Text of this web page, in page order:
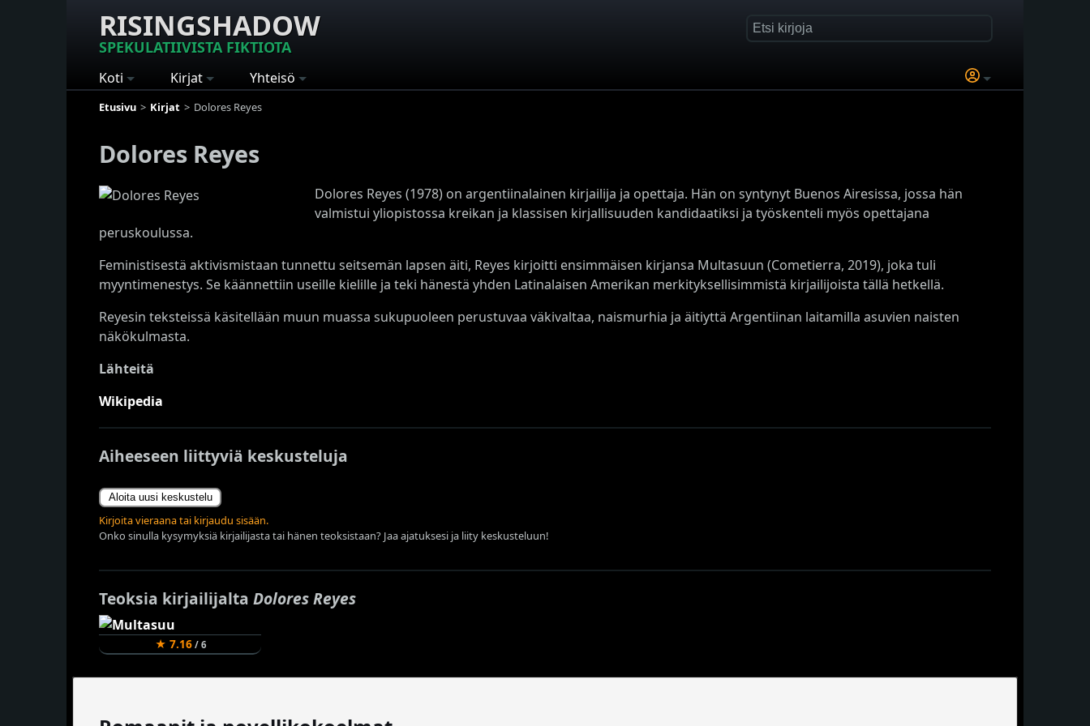
RISINGSHADOW
SPEKULATIIVISTA FIKTIOTA
Koti Kirjat Yhteisö
Etusivu Kirjat Dolores Reyes
Dolores Reyes
Dolores Reyes (1978) on argentiinalainen kirjailija ja opettaja. Hän on syntynyt Buenos Airesissa, jossa hän
valmistui yliopistossa kreikan ja klassisen kirjallisuuden kandidaatiksi ja työskenteli myös opettajana
peruskoulussa.
Feministisestä aktivismistaan tunnettu seitsemän lapsen äiti, Reyes kirjoitti ensimmäisen kirjansa Multasuun (Cometierra, 2019), joka tuli
myyntimenestys. Se käännettiin useille kielille ja teki hänestä yhden Latinalaisen Amerikan merkityksellisimmistä kirjailijoista tällä hetkellä.
Reyesin teksteissä käsitellään muun muassa sukupuoleen perustuvaa väkivaltaa, naismurhia ja äitiyttä Argentiinan laitamilla asuvien naisten
näkökulmasta.
Lähteitä
Wikipedia
Aiheeseen liittyviä keskusteluja
Aloita uusi keskustelu
Kirjoita vieraana tai kirjaudu sisään.
Onko sinulla kysymyksiä kirjailijasta tai hänen teoksistaan? Jaa ajatuksesi ja liity keskusteluun!
Teoksia kirjailijalta Dolores Reyes
★ 7.16/ 6